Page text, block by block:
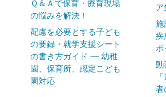
Ｑ＆Ａで保育・療育現場
の悩みを解決！
配慮を必要とする子ども
の要録・就学支援シート
の書き方ガイド ― 幼稚
園、保育所、認定こども
園対応
ア
施
疾
ポ
動
者